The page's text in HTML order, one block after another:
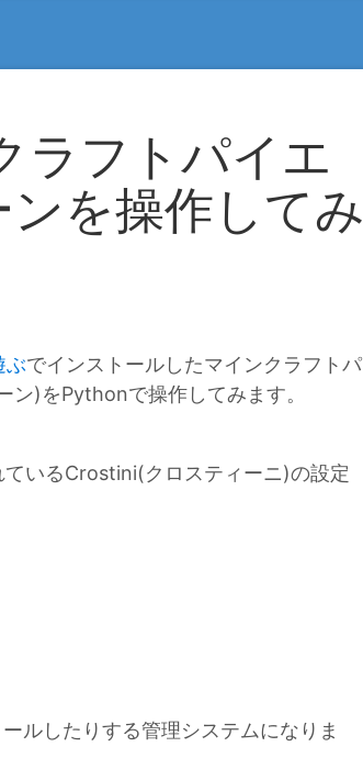
ラフトパイエ
を操作してみ
ぶでインストールしたマインクラフトパ
ン)をPythonで操作してみます。
いるCrostini(クロスティーニ)の設定
ルしたりする管理システムになりま